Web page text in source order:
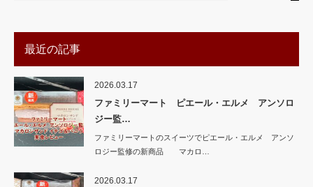
最近の記事
2026.03.17
ファミリーマート ピエール・エルメ アンソロ
ジー監…
ファミリーマートのスイーツでピエール・エルメ アンソ
ロジー監修の新商品 マカロ…
2026.03.17